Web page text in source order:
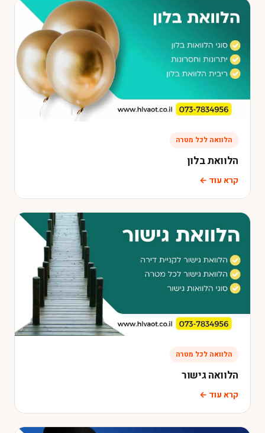
הלוואה לכל מטרה
הלוואת בלון
קרא עוד ←
הלוואה לכל מטרה
הלוואה גישור
קרא עוד ←